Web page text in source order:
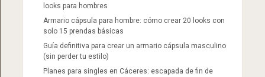
looks para hombres
Armario cápsula para hombre: cómo crear 20 looks con
solo 15 prendas básicas
Guía definitiva para crear un armario cápsula masculino
(sin perder tu estilo)
Planes para singles en Cáceres: escapada de fin de